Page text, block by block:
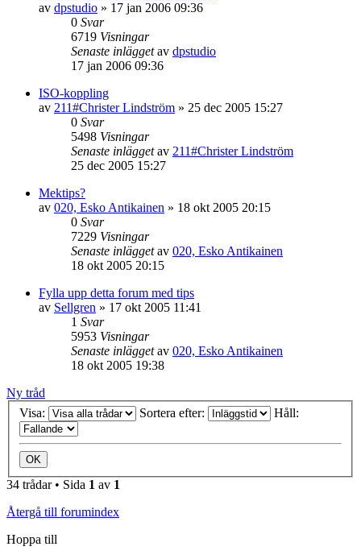
av dpstudio » 17 jan 2006 09:36
0 Svar
6719 Visningar
Senaste inläggetav dpstudio
17 jan 2006 09:36
ISO-koppling
av 211#Christer Lindström » 25 dec 2005 15:27
0 Svar
5498 Visningar
Senaste inläggetav 211#Christer Lindström
25 dec 2005 15:27
Mektips?
av 020, Esko Antikainen » 18 okt 2005 20:15
0 Svar
7229 Visningar
Senaste inläggetav 020, Esko Antikainen
18 okt 2005 20:15
Fylla upp detta forum med tips
av Sellgren » 17 okt 2005 11:41
1 Svar
5953 Visningar
Senaste inläggetav 020, Esko Antikainen
18 okt 2005 19:38
Ny tråd
Visa:
Sortera efter: Håll:
34 trådar • Sida 1 av 1
Återgå till forumindex
Hoppa till